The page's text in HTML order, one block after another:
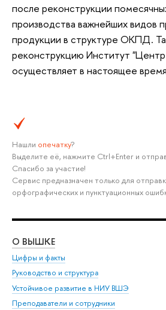
после реконструкции
производства важнейших видов
продукции в структуре ОКПД.
реконструкцию Институт "Центр
осуществляет в настоящее
Нашли опечатку?
Выделите её, нажмите Ctrl+Enter и
Спасибо за участие!
Сервис предназначен только для
орфографических и пунктуационных
О ВЫШКЕ
Цифры и факты
Руководство и структура
Устойчивое развитие в НИУ ВШЭ
Преподаватели и сотрудники